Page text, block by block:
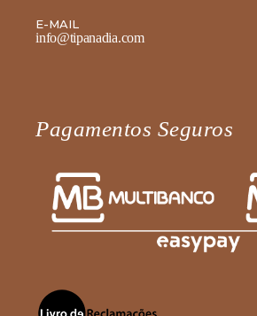
E-MAIL
info@tipanadia.com
Pagamentos Seguros